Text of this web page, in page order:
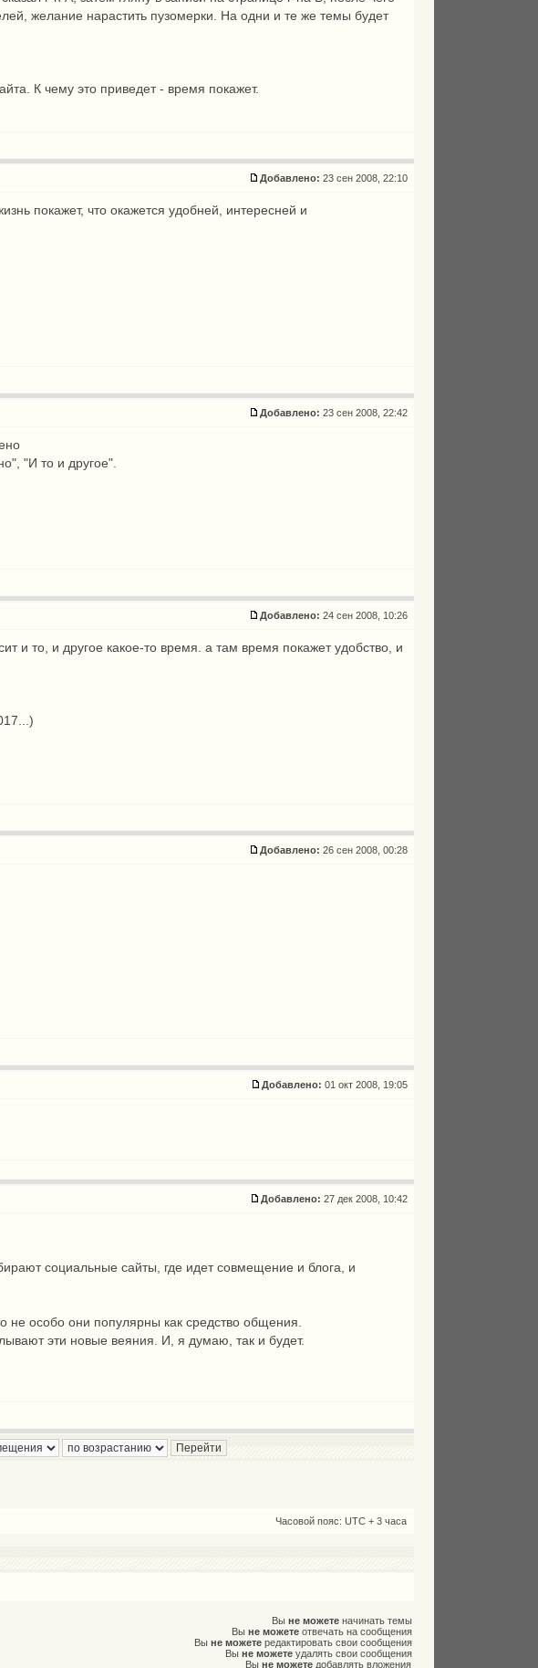
желание нарастить пузомерки. На одни и те же темы будет
К чему это приведет - время покажет.
Добавлено: 23 сен 2008, 22:10
покажет, что окажется удобней, интересней и
Добавлено: 23 сен 2008, 22:42
"И то и другое".
Добавлено: 24 сен 2008, 10:26
и то, и другое какое-то время. а там время покажет удобство, и
Добавлено: 26 сен 2008, 00:28
Добавлено: 01 окт 2008, 19:05
Добавлено: 27 дек 2008, 10:42
социальные сайты, где идет совмещение и блога, и
особо они популярны как средство общения.
эти новые веяния. И, я думаю, так и будет.
Часовой пояс: UTC + 3 часа
Выне можете начинать темы
Выне можете отвечать на сообщения
Выне можете редактировать свои сообщения
Выне можете удалять свои сообщения
Выне можете добавлять вложения